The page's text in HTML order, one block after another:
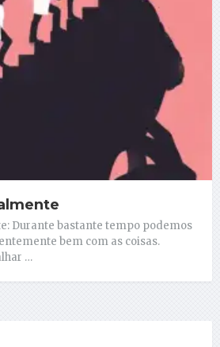
Durante bastante tempo podemos
bem com as coisas.
…